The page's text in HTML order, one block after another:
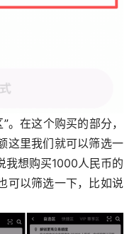
。在这个购买的部分，
这里我们就可以筛选一
我想购买1000人民币的
可以筛选一下，比如说